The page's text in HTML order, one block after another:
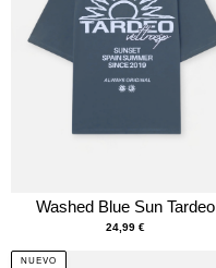
Washed Blue Sun Tardeo
24,99 €
NUEVO